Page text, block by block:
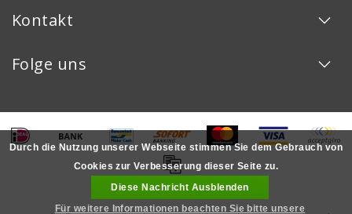
Kontakt
Folge uns
Durch die Nutzung unserer Webseite stimmen Sie dem Gebrauch von
Cookies zur Verbesserung dieser Seite zu.
Diese Nachricht Ausblenden
Für weitere Informationen beachten Sie bitte unsere